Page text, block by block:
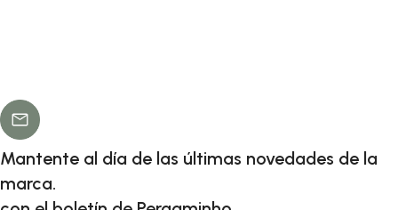
Mantente al día de las últimas novedades de la
marca.